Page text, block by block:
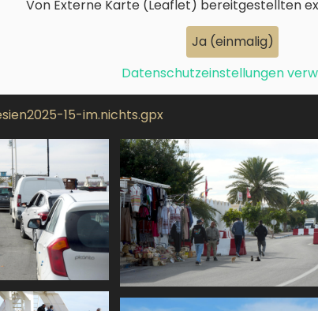
Von Externe Karte (Leaflet) bereitgestellten
Ja (einmalig)
Datenschutzeinstellungen
15-im.nichts.gpx